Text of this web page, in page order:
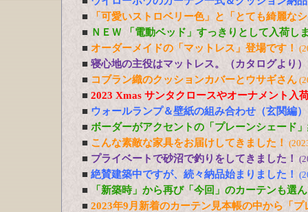
■
「可愛いストロベリー色」と「とても綺麗な
■ ＮＥＷ 「電動ベッド」すっきりとして入荷し
■ オーダーメイドの「マットレス」登場です！
■ 寝心地の主役はマットレス。（カタログより）
■ コブラン織のクッションカバーとウサギさん
■ 2023 Xmas サンタクロースやオーナメント入
■ ウォールランプ＆壁紙の組み合わせ（玄関編）
■ ボーダーがアクセントの「プレーンシェード
■ こんな素敵な家具をお届けしてきました！
■ プライベートで砂沼で釣りをしてきました！
■ 絶賛建築中ですが、続々納品始まりました！
■
「新築時」から再び「今回」のカーテンも選
■ 2023年9月新着のカーテン見本帳の中から「